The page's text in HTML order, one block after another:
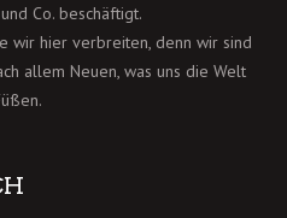
Co. beschäftigt.
wir hier verbreiten, denn wir sind
allem Neuen, was uns die Welt